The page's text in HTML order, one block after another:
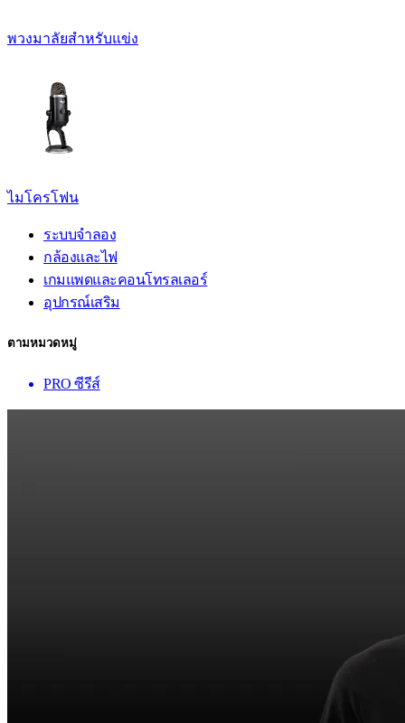
พวงมาลัยสำหรับแข่ง
ไมโครโฟน
ระบบจำลอง
กล้องและไฟ
เกมแพดและคอนโทรลเลอร์
อุปกรณ์เสริม
ตามหมวดหมู่
PRO ซีรีส์